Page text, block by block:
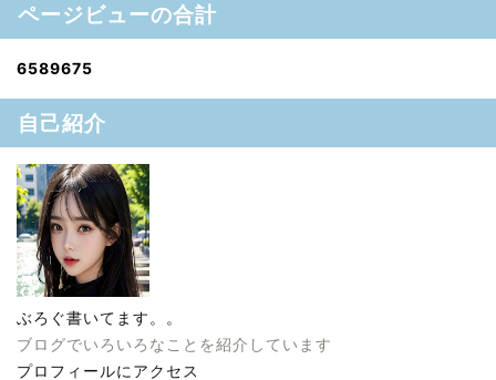
ページビューの合計
6589675
自己紹介
ぶろぐ書いてます。。
ブログでいろいろなことを紹介しています
プロフィールにアクセス